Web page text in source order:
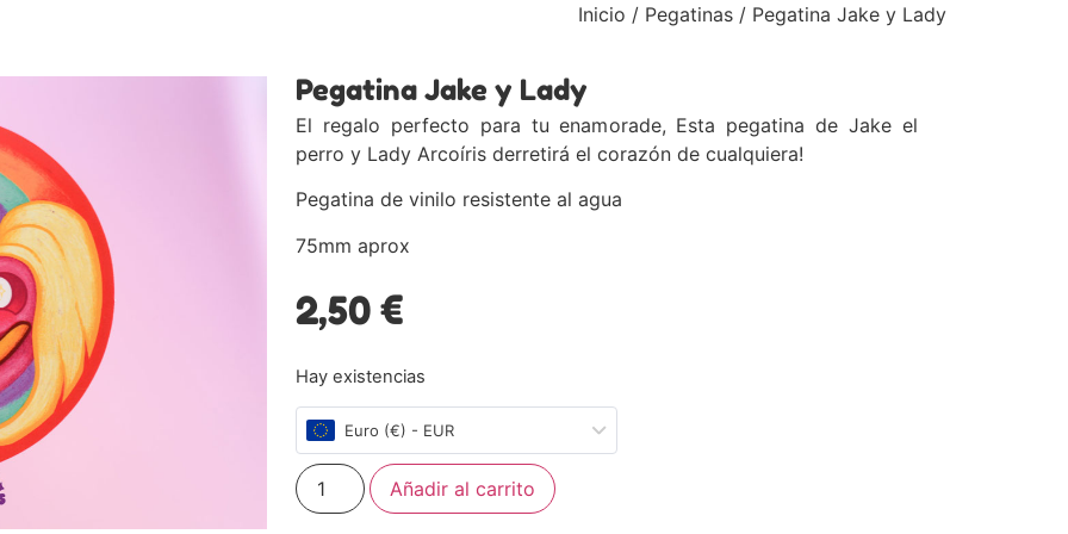
Inicio / Pegatinas / Pegatina Jake y Lady
Pegatina Jake y Lady
El regalo perfecto para tu enamorade, Esta pegatina de Jake el
perro y Lady Arcoíris derretirá el corazón de cualquiera!
Pegatina de vinilo resistente al agua
75mm aprox
2,50 €
Hay existencias
Euro (€) - EUR
Añadir al carrito